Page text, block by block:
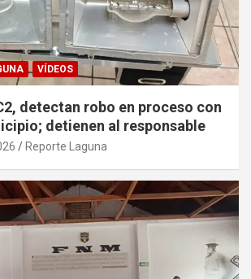
VÍDEOS
detectan robo en proceso con
detienen al responsable
Reporte Laguna